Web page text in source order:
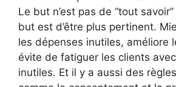
Le but n’est pas de “tout
but est d’être plus pertinent.
les dépenses inutiles, améliore
évite de fatiguer les clients
inutiles. Et il y a aussi des